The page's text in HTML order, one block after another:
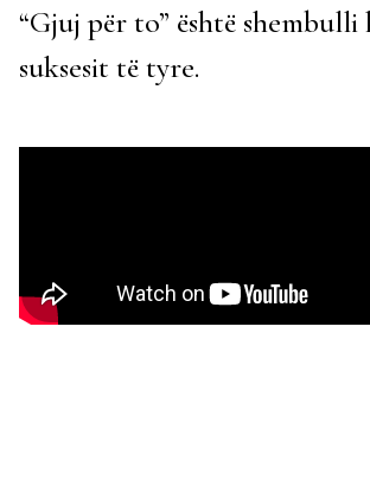
“Gjuj për to” është
suksesit të tyre.